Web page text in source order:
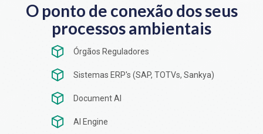
O ponto de conexão dos seus
processos ambientais
Órgãos Reguladores
Sistemas ERP's (SAP, TOTVs, Sankya)
Document AI
AI Engine